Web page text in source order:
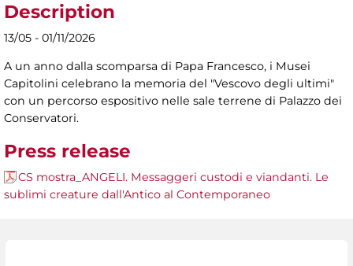
Description
13/05 - 01/11/2026
A un anno dalla scomparsa di Papa Francesco, i Musei
Capitolini celebrano la memoria del "Vescovo degli ultimi"
con un percorso espositivo nelle sale terrene di Palazzo dei
Conservatori.
Press release
CS mostra_ANGELI. Messaggeri custodi e viandanti. Le
sublimi creature dall'Antico al Contemporaneo